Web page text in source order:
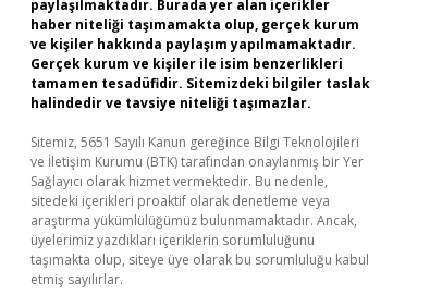
paylaşılmaktadır. Burada yer alan içerikler
haber niteliği taşımamakta olup, gerçek kurum
ve kişiler hakkında paylaşım yapılmamaktadır.
Gerçek kurum ve kişiler ile isim benzerlikleri
tamamen tesadüfidir. Sitemizdeki bilgiler taslak
halindedir ve tavsiye niteliği taşımazlar.
Sitemiz, 5651 Sayılı Kanun gereğince Bilgi Teknolojileri
ve İletişim Kurumu (BTK) tarafından onaylanmış bir Yer
Sağlayıcı olarak hizmet vermektedir. Bu nedenle,
sitedeki içerikleri proaktif olarak denetleme veya
araştırma yükümlülüğümüz bulunmamaktadır. Ancak,
üyelerimiz yazdıkları içeriklerin sorumluluğunu
taşımakta olup, siteye üye olarak bu sorumluluğu kabul
etmiş sayılırlar.